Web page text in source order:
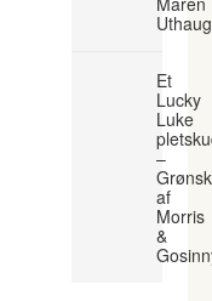
Uthaug
Et
Lucky
Luke
–
af
Morris
&